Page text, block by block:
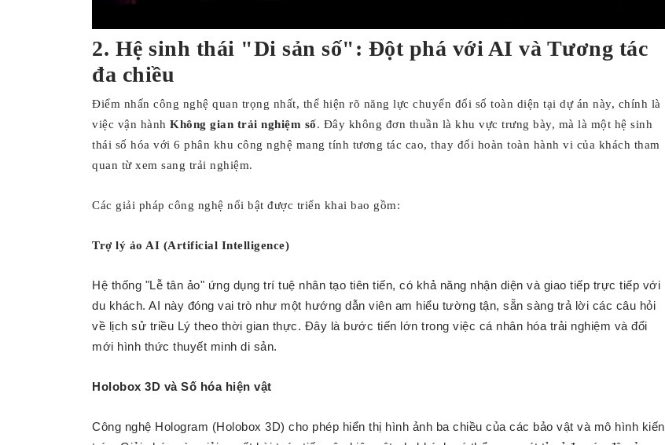
2. Hệ sinh thái "Di sản số": Đột phá với AI và Tương tác
đa chiều
Điểm nhấn công nghệ quan trọng nhất, thể hiện rõ năng lực chuyển đổi số toàn diện tại dự án này, chính là
việc vận hành Không gian trải nghiệm số. Đây không đơn thuần là khu vực trưng bày, mà là một hệ sinh
thái số hóa với 6 phân khu công nghệ mang tính tương tác cao, thay đổi hoàn toàn hành vi của khách tham
quan từ xem sang trải nghiệm.
Các giải pháp công nghệ nổi bật được triển khai bao gồm:
Trợ lý ảo AI (Artificial Intelligence)
Hệ thống "Lễ tân ảo" ứng dụng trí tuệ nhân tạo tiên tiến, có khả năng nhận diện và giao tiếp trực tiếp với
du khách. AI này đóng vai trò như một hướng dẫn viên am hiểu tường tận, sẵn sàng trả lời các câu hỏi
về lịch sử triều Lý theo thời gian thực. Đây là bước tiến lớn trong việc cá nhân hóa trải nghiệm và đổi
mới hình thức thuyết minh di sản.
Holobox 3D và Số hóa hiện vật
Công nghệ Hologram (Holobox 3D) cho phép hiển thị hình ảnh ba chiều của các bảo vật và mô hình kiến